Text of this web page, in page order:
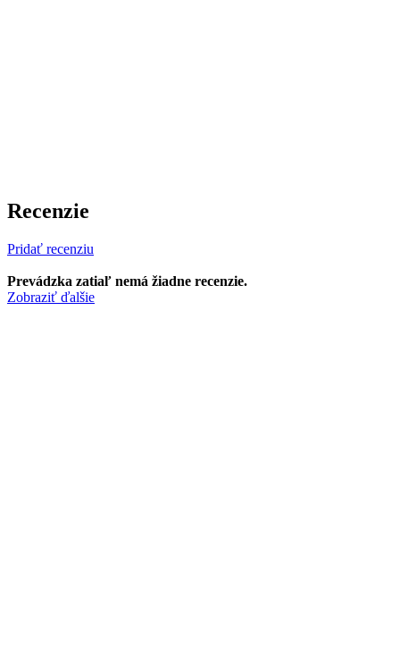
Recenzie
Pridať recenziu
Prevádzka zatiaľ nemá žiadne recenzie.
Zobraziť ďalšie